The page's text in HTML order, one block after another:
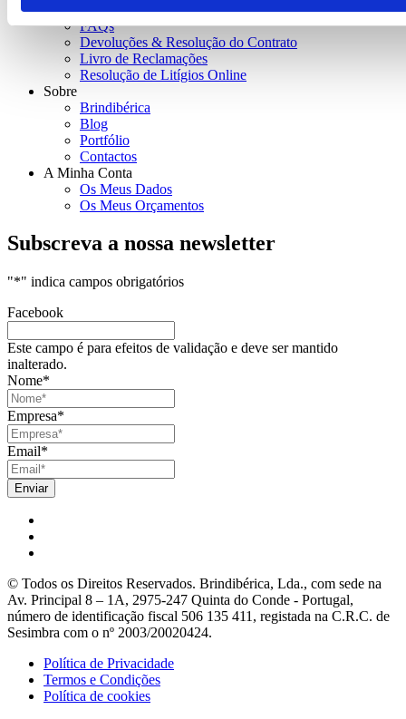
Personalizações
FAQs
Devoluções & Resolução do Contrato
Livro de Reclamações
Resolução de Litígios Online
Sobre
Brindibérica
Blog
Portfólio
Contactos
A Minha Conta
Os Meus Dados
Os Meus Orçamentos
Subscreva a nossa newsletter
"*" indica campos obrigatórios
Facebook
Este campo é para efeitos de validação e deve ser mantido
inalterado.
Nome*
Empresa*
Email*
© Todos os Direitos Reservados. Brindibérica, Lda., com sede na
Av. Principal 8 – 1A, 2975-247 Quinta do Conde - Portugal,
número de identificação fiscal 506 135 411, registada na C.R.C. de
Sesimbra com o nº 2003/20020424.
Política de Privacidade
Termos e Condições
Política de cookies